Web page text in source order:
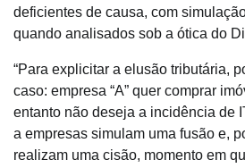
deficientes de causa, com
quando analisados sob a ótica do
“Para explicitar a elusão tributária,
caso: empresa “A” quer comprar
entanto não deseja a incidência de
a empresas simulam uma fusão e,
realizam uma cisão, momento em